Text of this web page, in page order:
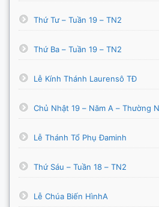
Thứ Tư – Tuần 19 – TN2
Thứ Ba – Tuần 19 – TN2
Lễ Kính Thánh Laurensô TĐ
Chủ Nhật 19 – Năm A – Thường
Lễ Thánh Tổ Phụ Đaminh
Thứ Sáu – Tuần 18 – TN2
Lễ Chúa Biến HìnhA